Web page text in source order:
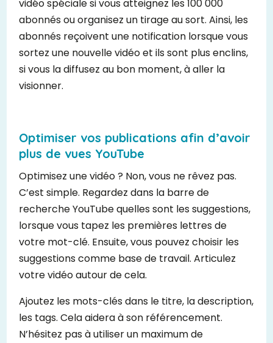
vidéo spéciale si vous atteignez les 100 000
abonnés ou organisez un tirage au sort. Ainsi, les
abonnés reçoivent une notification lorsque vous
sortez une nouvelle vidéo et ils sont plus enclins,
si vous la diffusez au bon moment, à aller la
visionner.
Optimiser vos publications afin d’avoir
plus de vues YouTube
Optimisez une vidéo ? Non, vous ne rêvez pas.
C’est simple. Regardez dans la barre de
recherche YouTube quelles sont les suggestions,
lorsque vous tapez les premières lettres de
votre mot-clé. Ensuite, vous pouvez choisir les
suggestions comme base de travail. Articulez
votre vidéo autour de cela.
Ajoutez les mots-clés dans le titre, la description,
les tags. Cela aidera à son référencement.
N’hésitez pas à utiliser un maximum de